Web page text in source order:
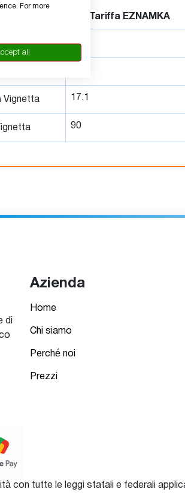
Tariffa EZNAMKA
8.1
Vignetta 17.1
90
di
Azienda
Home
Chi siamo
Perché noi
Prezzi
con tutte le leggi statali e federali
For more
all